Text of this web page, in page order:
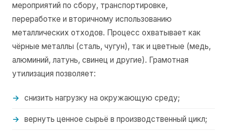
мероприятий по сбору, транспортировке,
переработке и вторичному использованию
металлических отходов. Процесс охватывает как
чёрные металлы (сталь, чугун), так и цветные (медь,
алюминий, латунь, свинец и другие). Грамотная
утилизация позволяет:
снизить нагрузку на окружающую среду;
вернуть ценное сырьё в производственный цикл;